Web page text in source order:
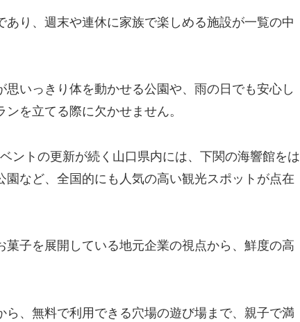
り、週末や連休に家族で楽しめる施設が一覧の中
いっきり体を動かせる公園や、雨の日でも安心し
を立てる際に欠かせません。
ントの更新が続く山口県内には、下関の海響館をは
など、全国的にも人気の高い観光スポットが点在
子を展開している地元企業の視点から、鮮度の高
、無料で利用できる穴場の遊び場まで、親子で満